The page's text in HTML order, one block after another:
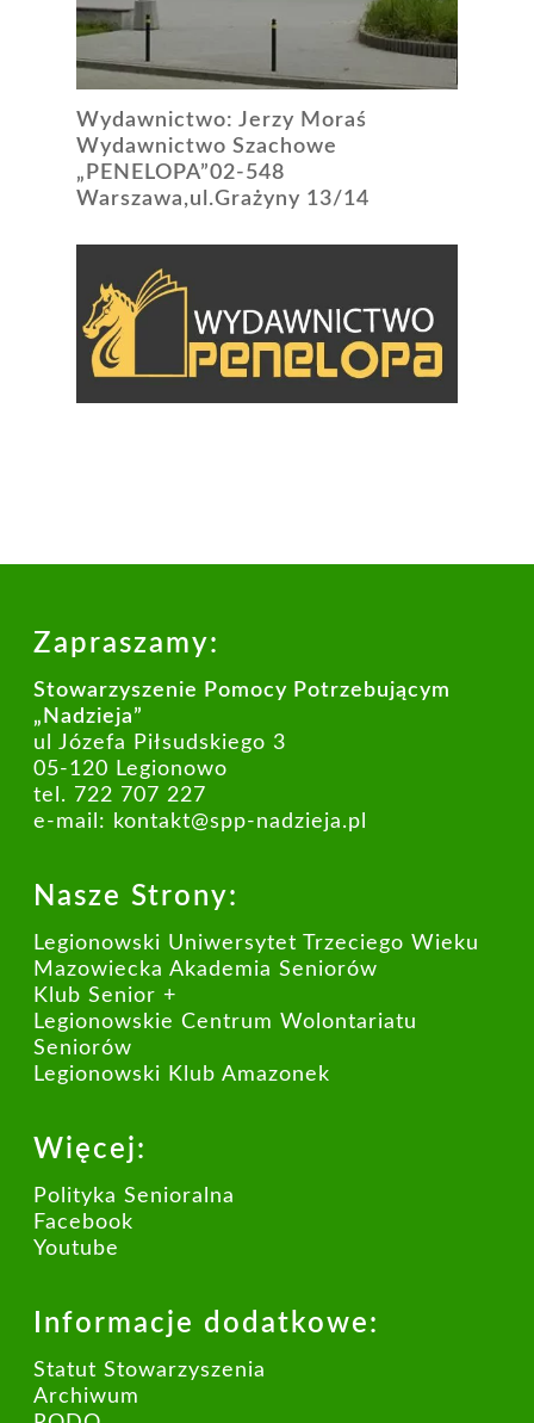
Wydawnictwo: Jerzy Moraś
Wydawnictwo Szachowe
„PENELOPA”02-548
Warszawa,ul.Grażyny 13/14
Zapraszamy:
Stowarzyszenie Pomocy Potrzebującym
„Nadzieja”
ul Józefa Piłsudskiego 3
05-120 Legionowo
tel. 722 707 227
e-mail: kontakt@spp-nadzieja.pl
Nasze Strony:
Legionowski Uniwersytet Trzeciego Wieku
Mazowiecka Akademia Seniorów
Klub Senior +
Legionowskie Centrum Wolontariatu
Seniorów
Legionowski Klub Amazonek
Więcej:
Polityka Senioralna
Facebook
Youtube
Informacje dodatkowe:
Statut Stowarzyszenia
Archiwum